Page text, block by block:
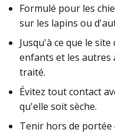
Formulé pour les
sur les lapins ou
Jusqu'à ce que le
enfants et les autres
traité.
Évitez tout contact
qu'elle soit sèche.
Tenir hors de portée